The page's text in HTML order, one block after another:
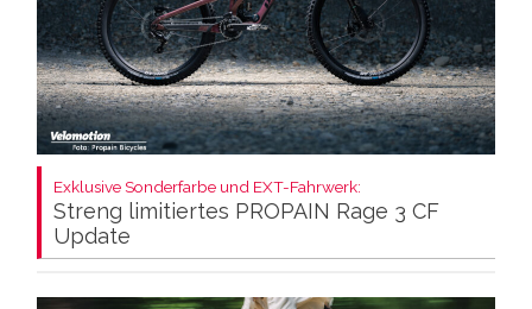
Exklusive Sonderfarbe und EXT-Fahrwerk:
Streng limitiertes PROPAIN Rage 3 CF
Update